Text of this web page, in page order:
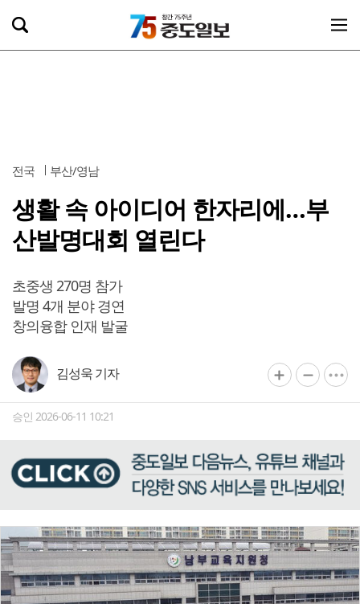
전국 부산/영남
생활 속 아이디어 한자리에…부
산발명대회 열린다
초중생 270명 참가
발명 4개 분야 경연
창의융합 인재 발굴
김성욱 기자
승인 2026-06-11 10:21